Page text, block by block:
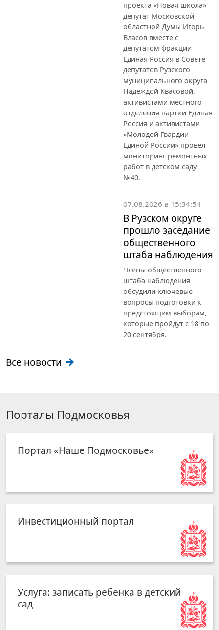
проекта «Новая школа»
депутат Московской
областной Думы Игорь
Власов вместе с
депутатом фракции
Единая Россия в Совете
депутатов Рузского
муниципального округа
Надеждой Квасовой,
активистами местного
отделения партии Единая
Россия и активистами
«Молодой Гвардии
Единой России» провел
мониторинг ремонтных
работ в детском саду
№40.
07.08.2026 в 15:34:54
В Рузском округе
прошло заседание
общественного
штаба наблюдения
Члены общественного
штаба наблюдения
обсудили ключевые
вопросы подготовки к
предстоящим выборам,
которые пройдут с 18 по
20 сентября.
Все новости
Порталы Подмосковья
Портал «Наше Подмосковье»
Инвестиционный портал
Услуга: записать ребенка в детский
сад